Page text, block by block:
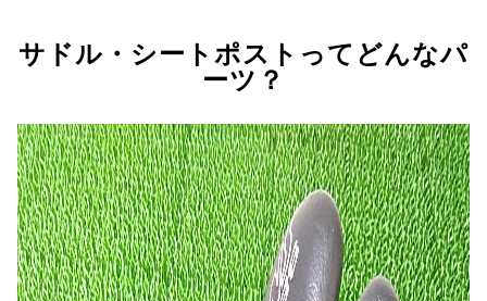
サドル・シートポストってどんなパ
ーツ？